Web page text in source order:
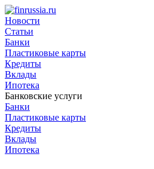
Новости
Статьи
Банки
Пластиковые карты
Кредиты
Вклады
Ипотека
Банковские услуги
Банки
Пластиковые карты
Кредиты
Вклады
Ипотека